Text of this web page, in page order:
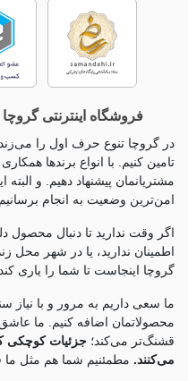
فروشگاه اینترنتی گروچا
در گروچا تنوع حرف اول را
تامین کنیم. با انواع برندها
مشتریانمان پیشنهاد دهیم. و
امن‌ترین وضعیت به انجام برسانیم.
اگر وقت ندارید تا دنبال محصول
اطمینان ندارید، یا در شهر محل
گروچا اینجاست تا شما را یاری کند.
ما سعی داریم به مرور و با نیاز
محصولاتمان اضافه کنیم. ما
قشنگ‌تر می‌کند؛ جزئیات کوچکی
می‌کنند. مطمئنیم شما هم مثل ما